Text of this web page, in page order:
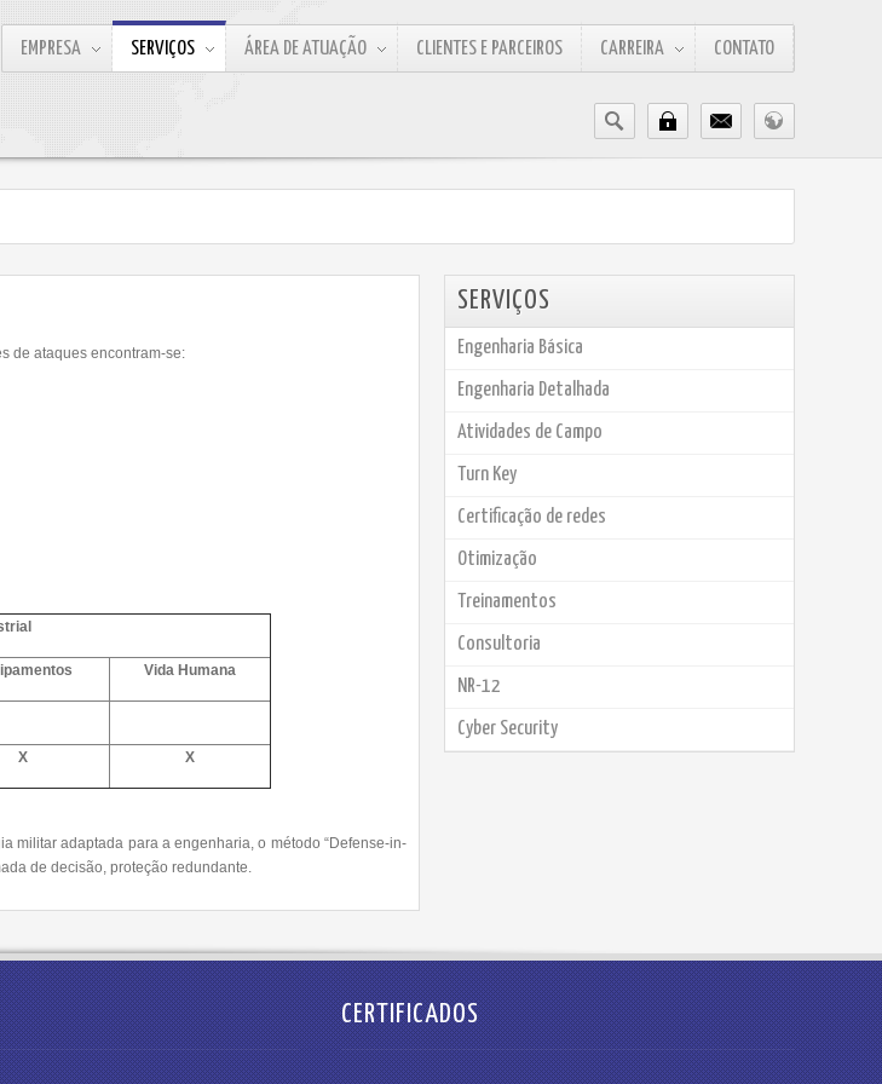
EMPRESA SERVIÇOS ÁREA DE ATUAÇÃO CLIENTES E PARCEIROS CARREIRA CONTATO
de ataques encontram-se:
Vida Humana
X X
militar adaptada para a engenharia, o método “Defense-in-
de decisão, proteção redundante.
SERVIÇOS
Engenharia Básica
Engenharia Detalhada
Atividades de Campo
Turn Key
Certificação de redes
Otimização
Treinamentos
Consultoria
NR-12
Cyber Security
CERTIFICADOS